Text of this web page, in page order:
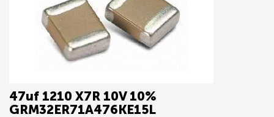
47uf 1210 X7R 10V 10%
GRM32ER71A476KE15L